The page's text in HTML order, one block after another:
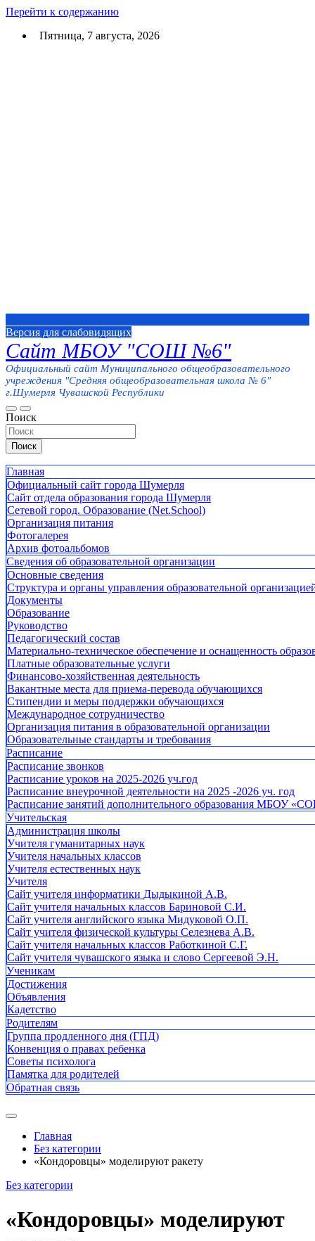
Перейти к содержанию
Пятница, 7 августа, 2026
Версия для слабовидящих
Сайт МБОУ "СОШ №6"
Официальный сайт Муниципального общеобразовательного
учреждения "Средняя общеобразовательная школа № 6"
г.Шумерля Чувашской Республики
Поиск
Поиск
Главная
Официальный сайт города Шумерля
Сайт отдела образования города Шумерля
Сетевой город. Образование (Net.School)
Организация питания
Фотогалерея
Архив фотоальбомов
Сведения об образовательной организации
Основные сведения
Структура и органы управления образовательной
Документы
Образование
Руководство
Педагогический состав
Материально-техническое обеспечение и оснащенность
Платные образовательные услуги
Финансово-хозяйственная деятельность
Вакантные места для приема-перевода обучающихся
Стипендии и меры поддержки обучающихся
Международное сотрудничество
Организация питания в образовательной организации
Образовательные стандарты и требования
Расписание
Расписание звонков
Расписание уроков на 2025-2026 уч.год
Расписание внеурочной деятельности на 2025 -2026 уч. год
Расписание занятий дополнительного образования МБОУ
Учительская
Администрация школы
Учителя гуманитарных наук
Учителя начальных классов
Учителя естественных наук
Учителя
Cайт учителя информатики Дыдыкиной А.В.
Сайт учителя начальных классов Бариновой С.И.
Сайт учителя английского языка Мидуковой О.П.
Сайт учителя физической культуры Селезнева А.В.
Сайт учителя начальных классов Работкиной С.Г.
Сайт учителя чувашского языка и слово Сергеевой Э.Н.
Ученикам
Достижения
Объявления
Кадетство
Родителям
Группа продленного дня (ГПД)
Конвенция о правах ребенка
Советы психолога
Памятка для родителей
Обратная связь
Главная
Без категории
«Кондоровцы» моделируют ракету
Без категории
«Кондоровцы» моделируют